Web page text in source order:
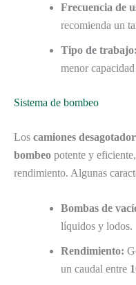
Frecuencia de
recomienda un
Tipo de trabajo:
menor
Sistema de bombeo
Los camiones
bombeo potente y
rendimiento. Algunas
Bombas de
líquidos y lodos.
Rendimiento:
un caudal entre